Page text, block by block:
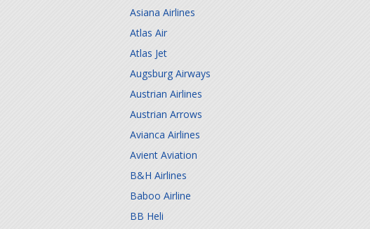
Asiana Airlines
Atlas Air
Atlas Jet
Augsburg Airways
Austrian Airlines
Austrian Arrows
Avianca Airlines
Avient Aviation
B&H Airlines
Baboo Airline
BB Heli